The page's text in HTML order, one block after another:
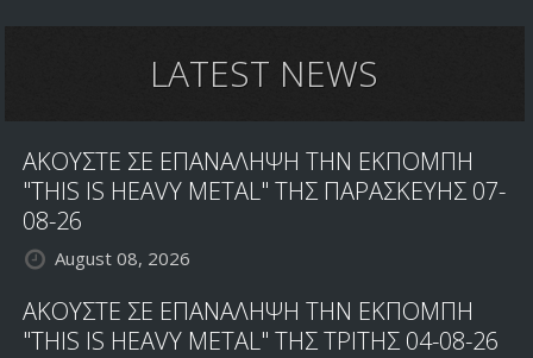
ΒΕΛΓΙΟLATEST NEWS
ΑΚΟΥΣΤΕ ΣΕ ΕΠΑΝΑΛΗΨΗ ΤΗΝ ΕΚΠΟΜΠΗ
"THIS IS HEAVY METAL" ΤΗΣ ΠΑΡΑΣΚΕΥΗΣ 07-
08-26
August 08, 2026
ΑΚΟΥΣΤΕ ΣΕ ΕΠΑΝΑΛΗΨΗ ΤΗΝ ΕΚΠΟΜΠΗ
"THIS IS HEAVY METAL" ΤΗΣ ΤΡΙΤΗΣ 04-08-26